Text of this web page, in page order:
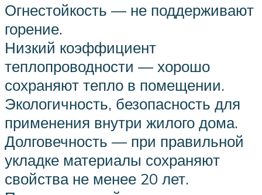
Огнестойкость — не поддерживают
горение.
Низкий коэффициент
теплопроводности — хорошо
сохраняют тепло в помещении.
Экологичность, безопасность для
применения внутри жилого дома.
Долговечность — при правильной
укладке материалы сохраняют
свойства не менее 20 лет.